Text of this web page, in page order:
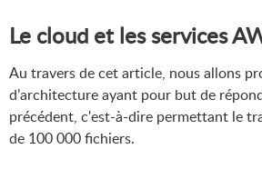
Le cloud et les services
Au travers de cet article, nous allons
d’architecture ayant pour but de
précédent, c'est-à-dire permettant le
de 100 000 fichiers.